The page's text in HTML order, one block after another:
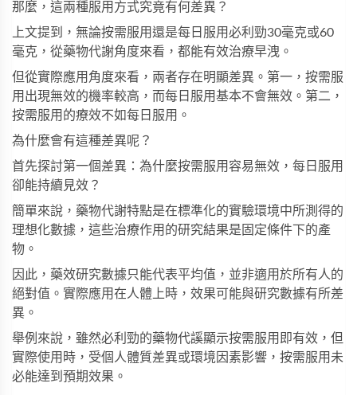
那麼，這兩種服用方式究竟有何差異？
上文提到，無論按需服用還是每日服用必利勁30毫克或60
毫克，從藥物代謝角度來看，都能有效治療早洩。
但從實際應用角度來看，兩者存在明顯差異。第一，按需服
用出現無效的機率較高，而每日服用基本不會無效。第二，
按需服用的療效不如每日服用。
為什麼會有這種差異呢？
首先探討第一個差異：為什麼按需服用容易無效，每日服用
卻能持續見效？
簡單來說，藥物代謝特點是在標準化的實驗環境中所測得的
理想化數據，這些治療作用的研究結果是固定條件下的產
物。
因此，藥效研究數據只能代表平均值，並非適用於所有人的
絕對值。實際應用在人體上時，效果可能與研究數據有所差
異。
舉例來說，雖然必利勁的藥物代謑顯示按需服用即有效，但
實際使用時，受個人體質差異或環境因素影響，按需服用未
必能達到預期效果。